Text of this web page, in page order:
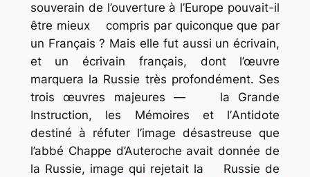
souverain de l’ouverture à l’Europe pouvait-il
être mieux compris par quiconque que par
un Français ? Mais elle fut aussi un écrivain,
et unécrivain français, dont l’œuvre
marquera la Russie très profondément. Ses
trois œuvres majeures — la Grande
Instruction, les Mémoires et l’Antidote
destiné à réfuter l’image désastreuse que
l’abbé Chappe d’Auteroche avait donnée de
la Russie, image qui rejetait la Russie de